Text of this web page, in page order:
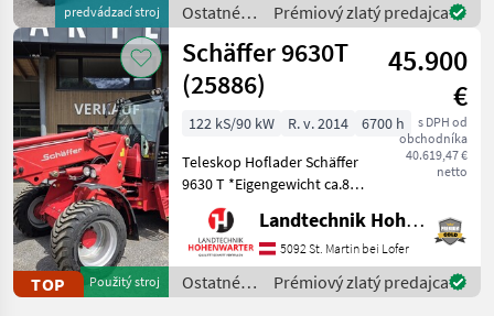
predvádzací stroj
automotiver Steuerung *
Be
Ostatné
poľnohospodárske
silové
stroje /
Schäffer
Prémiový zlatý predajca
TOP Použitý stroj
Schäffer 9630T
(25886)
45.900
€
s DPH od
obchodníka
40.619,47 €
netto
122 kS/90 kW R. v. 2014
6700 h
Teleskop Hoflader Schäffer
9630 T *Eigengewicht ca.8 t
*Bereifung 400/55-22, 5
*Kipplast 4200 kg
*Radstand 2.52 m
*Fahrgeschwindigkeit 20
km/h *Wenderadius innen
Landtechnik Hohenwarter GmbH
5092 St. Martin bei Lofer
Ostatné
poľnohospodárske
Prémiový zlatý predajca